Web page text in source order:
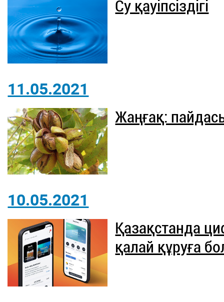
Су қауіпсіздігі
11.05.2021
Жаңғақ:
10.05.2021
Қазақстанда
қалай құруға